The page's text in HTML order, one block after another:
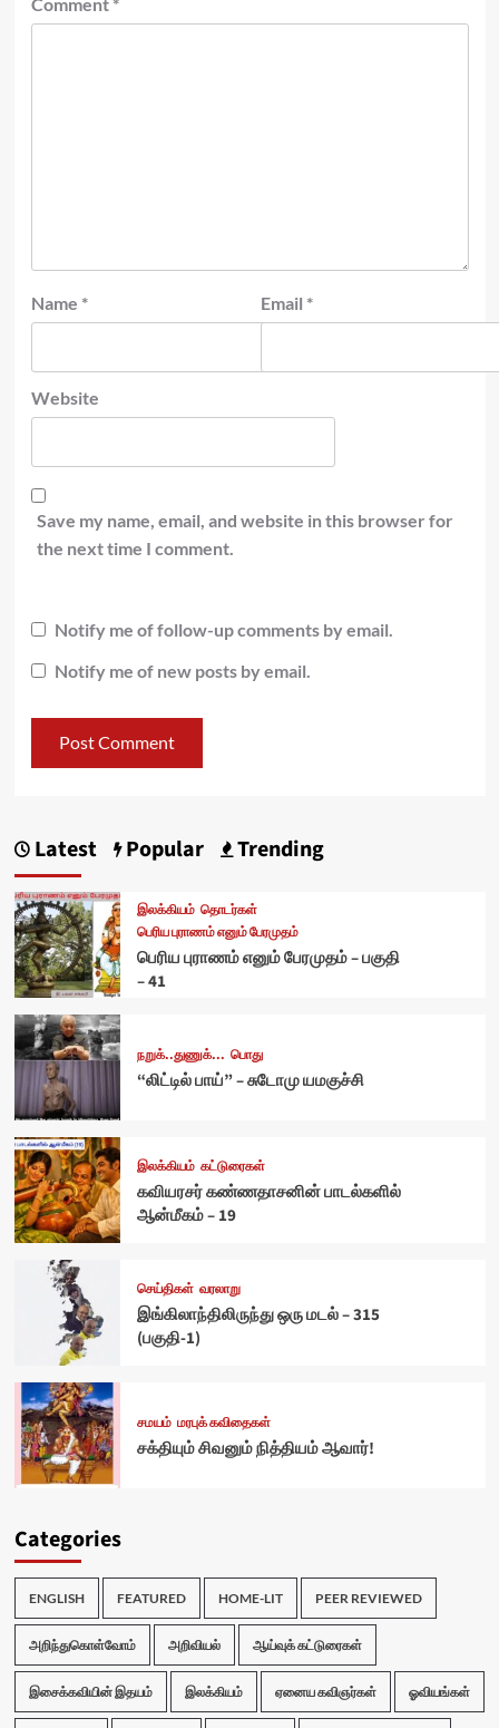
Name * Email *
Website
Save my name, email, and website in this browser for
the next time I comment.
Notify me of follow-up comments by email.
Notify me of new posts by email.
Latest Popular Trending
இலக்கியம் தொடர்கள்
பெரிய புராணம் எனும் பேரமுதம்
பெரிய புராணம் எனும் பேரமுதம் – பகுதி
– 41
நறுக்..துணுக்... பொது
“லிட்டில் பாய்” – சுடோமு யமகுச்சி
இலக்கியம் கட்டுரைகள்
கவியரசர் கண்ணதாசனின் பாடல்களில்
ஆன்மீகம் – 19
செய்திகள் வரலாறு
இங்கிலாந்திலிருந்து ஒரு மடல் – 315
(பகுதி-1)
சமயம் மரபுக் கவிதைகள்
சக்தியும் சிவனும் நித்தியம் ஆவார்!
Categories
ENGLISH FEATURED HOME-LIT PEER REVIEWED
அறிந்துகொள்வோம் அறிவியல் ஆய்வுக் கட்டுரைகள்
இசைக்கவியின் இதயம் இலக்கியம் ஏனைய கவிஞர்கள் ஓவியங்கள்